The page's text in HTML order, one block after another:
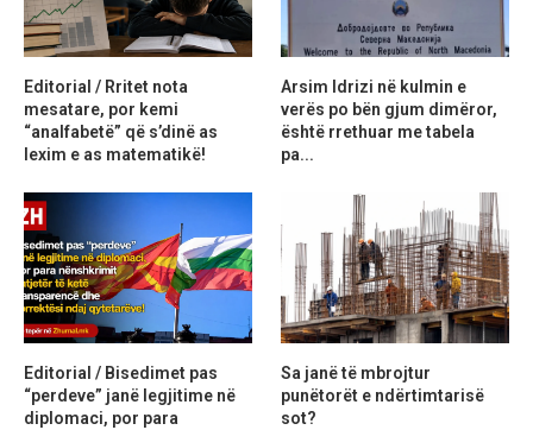
Editorial / Rritet nota
mesatare, por kemi
“analfabetë” që s’dinë as
lexim e as matematikë!
Arsim Idrizi në kulmin e
verës po bën gjum dimëror,
është rrethuar me tabela
pa...
Editorial / Bisedimet pas
“perdeve” janë legjitime në
diplomaci, por para
Sa janë të mbrojtur
punëtorët e ndërtimtarisë
sot?